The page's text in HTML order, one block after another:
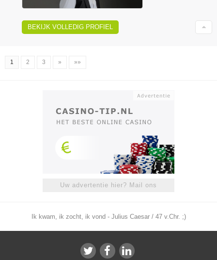
BEKIJK VOLLEDIG PROFIEL
1 2 3 » »»
Uw advertentie hier? Mail ons
Ik kwam, ik zocht, ik vond - Julius Caesar / 47 v.Chr. ;)